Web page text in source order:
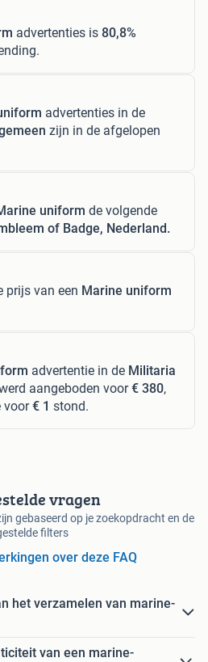
advertenties is 80,8%
advertenties in de
zijn in de afgelopen
uniform de volgende
of Badge, Nederland.
prijs van een Marine uniform
advertentie in de Militaria
aangeboden voor€ 380,
voor€ 1 stond.
vragen
gebaseerd op je zoekopdracht en de
filters
over deze FAQ
het verzamelen van marine-
van een marine-